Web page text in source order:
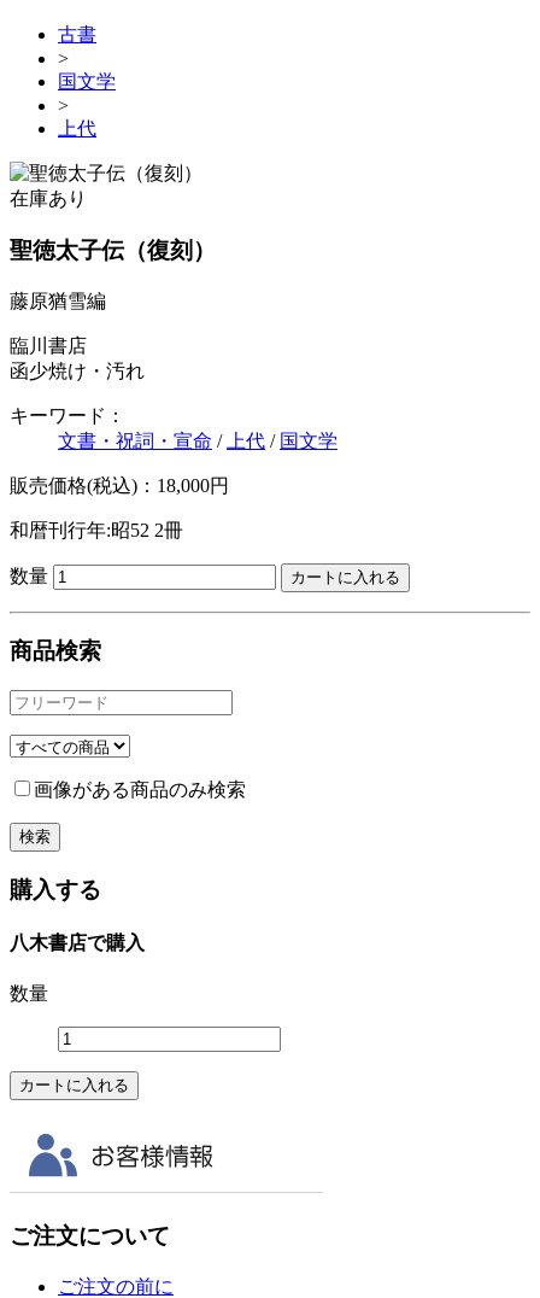
古書
>
国文学
>
上代
在庫あり
聖徳太子伝（復刻）
藤原猶雪編
臨川書店
函少焼け・汚れ
キーワード：
文書・祝詞・宣命 / 上代 / 国文学
販売価格(税込)：18,000円
和暦刊行年:昭52 2冊
数量
商品検索
画像がある商品のみ検索
購入する
八木書店で購入
数量
ご注文について
ご注文の前に